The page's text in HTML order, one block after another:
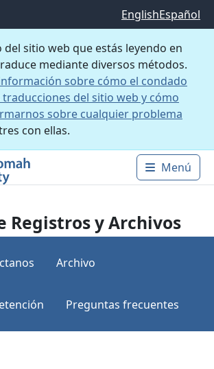
EnglishEspañol
del sitio web que estás leyendo en
mediante diversos métodos.
sobre cómo el condado
del sitio web y cómo
sobre cualquier problema
con ellas.
Main
Menú
Registros y Archivos
Archivo
Preguntas frecuentes